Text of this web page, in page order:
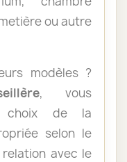
ou autre
modèles ?
, vous
choix de la
selon le
avec le